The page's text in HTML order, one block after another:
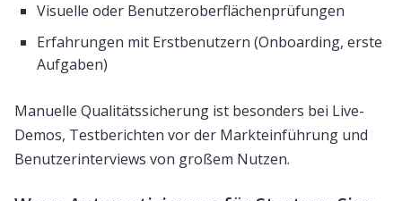
Visuelle oder Benutzeroberflächenprüfungen
Erfahrungen mit Erstbenutzern (Onboarding, erste
Aufgaben)
Manuelle Qualitätssicherung ist besonders bei Live-
Demos, Testberichten vor der Markteinführung und
Benutzerinterviews von großem Nutzen.